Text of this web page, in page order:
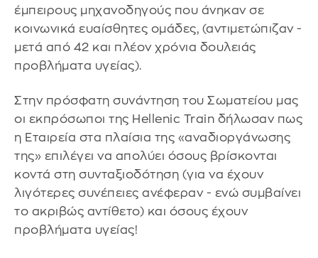
έμπειρους μηχανοδηγούς που άνηκαν σε
κοινωνικά ευαίσθητες ομάδες, (αντιμετώπιζαν -
μετά από 42 και πλέον χρόνια δουλειάς
προβλήματα υγείας).
Στην πρόσφατη συνάντηση του Σωματείου μας
οι εκπρόσωποι της Hellenic Train δήλωσαν πως
η Εταιρεία στα πλαίσια της «αναδιοργάνωσης
της» επιλέγει να απολύει όσους βρίσκονται
κοντά στη συνταξιοδότηση (για να έχουν
λιγότερες συνέπειες ανέφεραν - ενώ συμβαίνει
το ακριβώς αντίθετο) και όσους έχουν
προβλήματα υγείας!